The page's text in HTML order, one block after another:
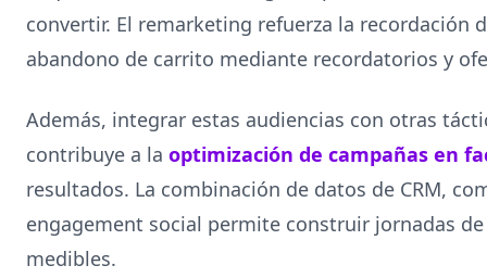
convertir. El remarketing refuerza la recordación
abandono de carrito mediante recordatorios y
Además, integrar estas audiencias con otras
contribuye a la optimización de campañas en
resultados. La combinación de datos de CRM,
engagement social permite construir jornadas
medibles.